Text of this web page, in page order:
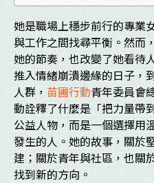
她是職場上穩步前行的專業
與工作之間找尋平衡。然而
她的節奏，也改變了她看待
推入情緒崩潰邊緣的日子，
人群， 苗圃行動青年委員會
動詮釋了什麼是「把力量帶
公益人物，而是一個選擇用
發生的人。她的故事，關於
建；關於青年與社區，也關
找到新的方向。